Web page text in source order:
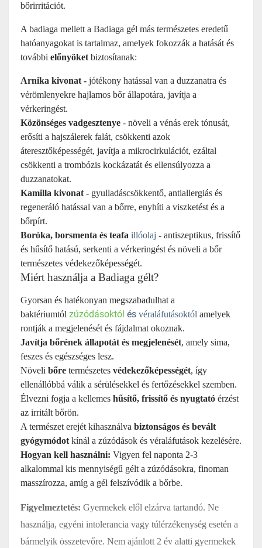
bőrirritációt.
A badiaga mellett a Badiaga gél más természetes eredetű
hatóanyagokat is tartalmaz, amelyek fokozzák a hatását és
további előnyöket biztosítanak:
Arnika kivonat - jótékony hatással van a duzzanatra és
vérömlenyekre hajlamos bőr állapotára, javítja a
vérkeringést.
Közönséges vadgesztenye - növeli a vénás erek tónusát,
erősíti a hajszálerek falát, csökkenti azok
áteresztőképességét, javítja a mikrocirkulációt, ezáltal
csökkenti a trombózis kockázatát és ellensúlyozza a
duzzanatokat.
Kamilla kivonat - gyulladáscsökkentő, antiallergiás és
regeneráló hatással van a bőrre, enyhíti a viszketést és a
bőrpírt.
Boróka, borsmenta és teafa illóolaj - antiszeptikus, frissítő
és hűsítő hatású, serkenti a vérkeringést és növeli a bőr
természetes védekezőképességét.
Miért használja a Badiaga gélt?
Gyorsan és hatékonyan megszabadulhat a
baktériumtól zúzódásoktól és véraláfutásoktól amelyek
rontják a megjelenését és fájdalmat okoznak.
Javítja bőrének állapotát és megjelenését, amely sima,
feszes és egészséges lesz.
Növeli bőre természetes védekezőképességét, így
ellenállóbbá válik a sérülésekkel és fertőzésekkel szemben.
Élvezni fogja a kellemes hűsítő, frissítő és nyugtató érzést
az irritált bőrön.
A természet erejét kihasználva biztonságos és bevált
gyógymódot kínál a zúzódások és véraláfutások kezelésére.
Hogyan kell használni: Vigyen fel naponta 2-3
alkalommal kis mennyiségű gélt a zúzódásokra, finoman
masszírozza, amíg a gél felszívódik a bőrbe.
Figyelmeztetés: Gyermekek elől elzárva tartandó. Ne
használja, egyéni intolerancia vagy túlérzékenység esetén a
bármelyik összetevőre. Nem ajánlott 2 év alatti gyermekek